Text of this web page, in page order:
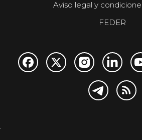
Aviso legal y
FEDER